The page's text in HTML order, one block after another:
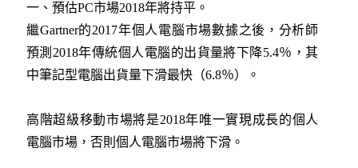
一、預估PC市場2018年將持平。
繼Gartner的2017年個人電腦市場數據之後，分析師
預測2018年傳統個人電腦的出貨量將下降5.4％，其
中筆記型電腦出貨量下滑最快（6.8％）。
高階超級移動市場將是2018年唯一實現成長的個人
電腦市場，否則個人電腦市場將下滑。